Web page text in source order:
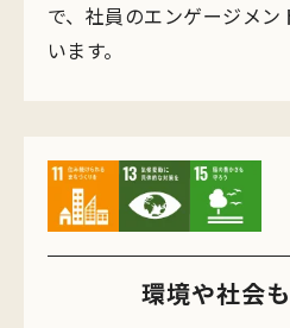
で、社員のエンゲージメン
います。
環境や社会も